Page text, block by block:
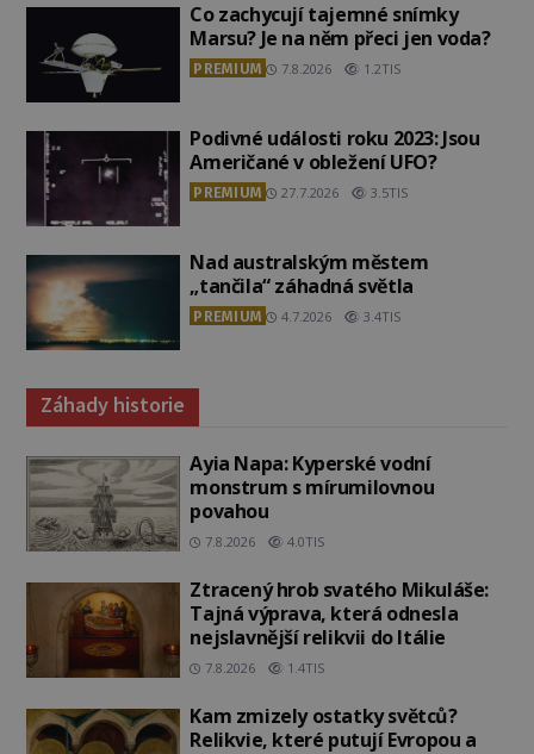
Co zachycují tajemné snímky
Marsu? Je na něm přeci jen voda?
PREMIUM 7.8.2026 1.2TIS
Podivné události roku 2023: Jsou
Američané v obležení UFO?
PREMIUM 27.7.2026 3.5TIS
Nad australským městem
„tančila“ záhadná světla
PREMIUM 4.7.2026 3.4TIS
Záhady historie
Ayia Napa: Kyperské vodní
monstrum s mírumilovnou
povahou
7.8.2026 4.0TIS
Ztracený hrob svatého Mikuláše:
Tajná výprava, která odnesla
nejslavnější relikvii do Itálie
7.8.2026 1.4TIS
Kam zmizely ostatky světců?
Relikvie, které putují Evropou a